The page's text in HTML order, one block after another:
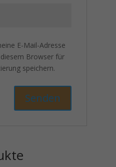
E-Mail-Adresse
Browser für
speichern.